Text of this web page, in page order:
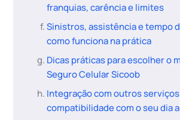
franquias, carência e limites
Sinistros, assistência e tempo
como funciona na prática
Dicas práticas para escolher o
Seguro Celular Sicoob
Integração com outros
compatibilidade com o seu dia